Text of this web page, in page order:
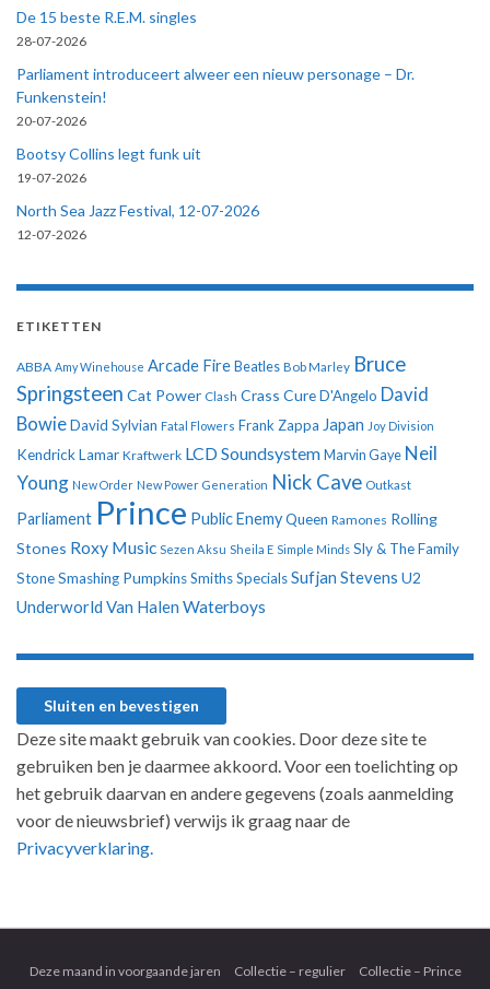
De 15 beste R.E.M. singles
28-07-2026
Parliament introduceert alweer een nieuw personage – Dr.
Funkenstein!
20-07-2026
Bootsy Collins legt funk uit
19-07-2026
North Sea Jazz Festival, 12-07-2026
12-07-2026
ETIKETTEN
ABBA Amy Winehouse Arcade Fire Beatles Bob Marley Bruce
Springsteen Cat Power Clash Crass CureD'Angelo David
BowieDavid Sylvian Fatal Flowers Frank Zappa Japan Joy Division
Kendrick Lamar Kraftwerk LCD Soundsystem Marvin Gaye Neil
Young New Order New Power Generation Nick Cave Outkast
Parliament Prince Public EnemyQueen Ramones Rolling
Stones Roxy Music Sezen Aksu Sheila E Simple Minds Sly & The Family
StoneSmashing PumpkinsSmithsSpecialsSufjan Stevens U2
Underworld Van Halen Waterboys
Deze site maakt gebruik van cookies. Door deze site te
gebruiken ben je daarmee akkoord. Voor een toelichting op
het gebruik daarvan en andere gegevens (zoals aanmelding
voor de nieuwsbrief) verwijs ik graag naar de
Privacyverklaring.
Deze maand in voorgaande jaren Collectie – regulier Collectie – Prince